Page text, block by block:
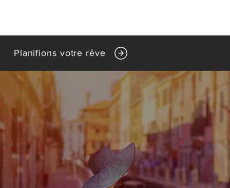
Planifions votre rêve